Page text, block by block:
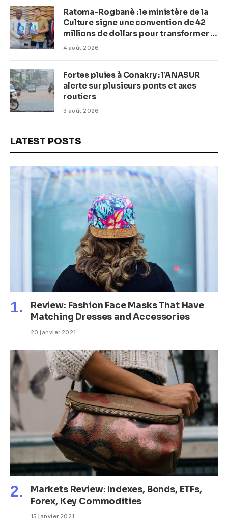
Ratoma-Rogbanè : le ministère de la
Culture signe une convention de 42
millions de dollars pour transformer la
plage en complexe balnéaire
4 août 2026
Fortes pluies à Conakry : l’ANASUR
alerte sur plusieurs ponts et axes
routiers
3 août 2026
LATEST POSTS
Review: Fashion Face Masks That Have
Matching Dresses and Accessories
20 janvier 2021
Markets Review: Indexes, Bonds, ETFs,
Forex, Key Commodities
15 janvier 2021